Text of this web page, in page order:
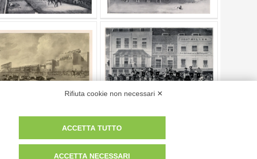
Pagina di3 - risultati dal
Rifiuta cookie non necessari ✕
ACCETTA TUTTO
ACCETTA NECESSARI